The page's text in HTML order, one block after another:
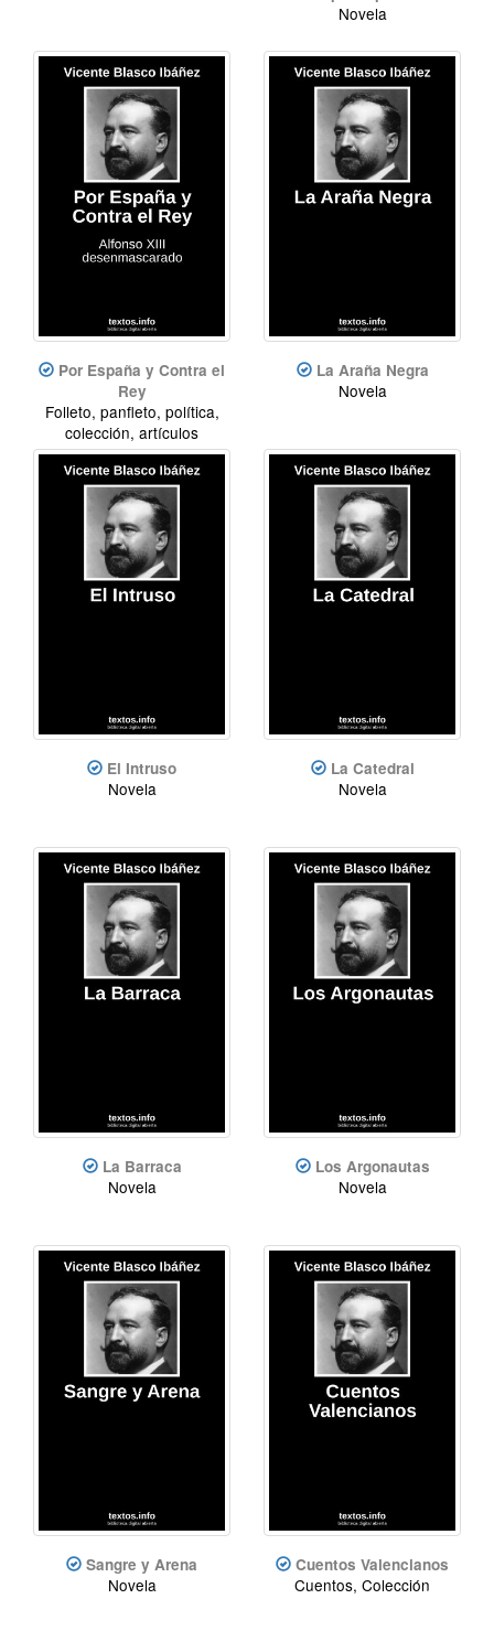
Novela
Por España y Contra el
Rey
Folleto, panfleto, política,
colección, artículos
La Araña Negra
Novela
El Intruso
Novela
La Catedral
Novela
La Barraca
Novela
Los Argonautas
Novela
Sangre y Arena
Novela
Cuentos Valencianos
Cuentos, Colección